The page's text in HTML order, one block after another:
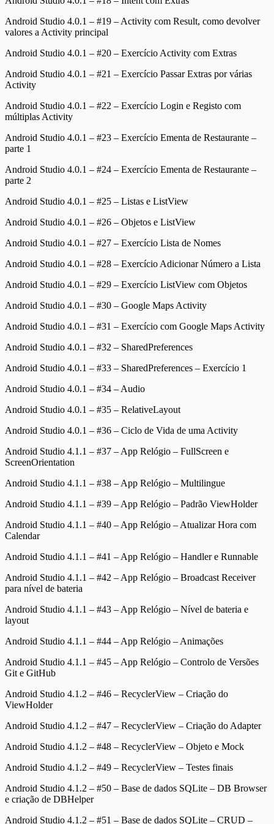
Android Studio 4.0.1 – #19 – Activity com Result, como devolver
valores a Activity principal
Android Studio 4.0.1 – #20 – Exercício Activity com Extras
Android Studio 4.0.1 – #21 – Exercício Passar Extras por várias
Activity
Android Studio 4.0.1 – #22 – Exercício Login e Registo com
múltiplas Activity
Android Studio 4.0.1 – #23 – Exercício Ementa de Restaurante –
parte 1
Android Studio 4.0.1 – #24 – Exercício Ementa de Restaurante –
parte 2
Android Studio 4.0.1 – #25 – Listas e ListView
Android Studio 4.0.1 – #26 – Objetos e ListView
Android Studio 4.0.1 – #27 – Exercício Lista de Nomes
Android Studio 4.0.1 – #28 – Exercício Adicionar Número a Lista
Android Studio 4.0.1 – #29 – Exercício ListView com Objetos
Android Studio 4.0.1 – #30 – Google Maps Activity
Android Studio 4.0.1 – #31 – Exercício com Google Maps Activity
Android Studio 4.0.1 – #32 – SharedPreferences
Android Studio 4.0.1 – #33 – SharedPreferences – Exercício 1
Android Studio 4.0.1 – #34 – Audio
Android Studio 4.0.1 – #35 – RelativeLayout
Android Studio 4.0.1 – #36 – Ciclo de Vida de uma Activity
Android Studio 4.1.1 – #37 – App Relógio – FullScreen e
ScreenOrientation
Android Studio 4.1.1 – #38 – App Relógio – Multilingue
Android Studio 4.1.1 – #39 – App Relógio – Padrão ViewHolder
Android Studio 4.1.1 – #40 – App Relógio – Atualizar Hora com
Calendar
Android Studio 4.1.1 – #41 – App Relógio – Handler e Runnable
Android Studio 4.1.1 – #42 – App Relógio – Broadcast Receiver
para nível de bateria
Android Studio 4.1.1 – #43 – App Relógio – Nível de bateria e
layout
Android Studio 4.1.1 – #44 – App Relógio – Animações
Android Studio 4.1.1 – #45 – App Relógio – Controlo de Versões
Git e GitHub
Android Studio 4.1.2 – #46 – RecyclerView – Criação do
ViewHolder
Android Studio 4.1.2 – #47 – RecyclerView – Criação do Adapter
Android Studio 4.1.2 – #48 – RecyclerView – Objeto e Mock
Android Studio 4.1.2 – #49 – RecyclerView – Testes finais
Android Studio 4.1.2 – #50 – Base de dados SQLite – DB Browser
e criação de DBHelper
Android Studio 4.1.2 – #51 – Base de dados SQLite – CRUD –